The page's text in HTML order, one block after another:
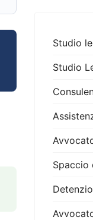
Studio
Studio
Spaccio